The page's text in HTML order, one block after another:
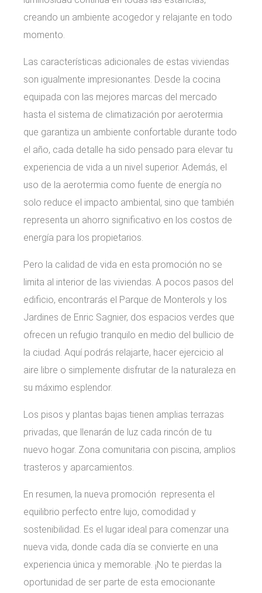
creando un ambiente acogedor y relajante en todo
momento.
Las características adicionales de estas viviendas
son igualmente impresionantes. Desde la cocina
equipada con las mejores marcas del mercado
hasta el sistema de climatización por aerotermia
que garantiza un ambiente confortable durante todo
el año, cada detalle ha sido pensado para elevar tu
experiencia de vida a un nivel superior. Además, el
uso de la aerotermia como fuente de energía no
solo reduce el impacto ambiental, sino que también
representa un ahorro significativo en los costos de
energía para los propietarios.
Pero la calidad de vida en esta promoción no se
limita al interior de las viviendas. A pocos pasos del
edificio, encontrarás el Parque de Monterols y los
Jardines de Enric Sagnier, dos espacios verdes que
ofrecen un refugio tranquilo en medio del bullicio de
la ciudad. Aquí podrás relajarte, hacer ejercicio al
aire libre o simplemente disfrutar de la naturaleza en
su máximo esplendor.
Los pisos y plantas bajas tienen amplias terrazas
privadas, que llenarán de luz cada rincón de tu
nuevo hogar. Zona comunitaria con piscina, amplios
trasteros y aparcamientos.
En resumen, la nueva promoción representa el
equilibrio perfecto entre lujo, comodidad y
sostenibilidad. Es el lugar ideal para comenzar una
nueva vida, donde cada día se convierte en una
experiencia única y memorable. ¡No te pierdas la
oportunidad de ser parte de esta emocionante